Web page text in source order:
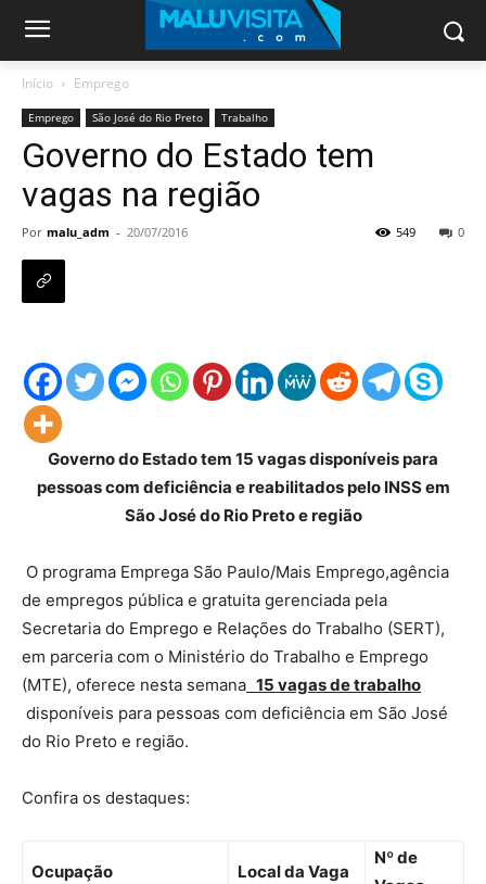
Início Emprego
Emprego São José do Rio Preto Trabalho
Governo do Estado tem
vagas na região
Por malu_adm - 20/07/2016 0
549
Governo do Estado tem 15 vagas disponíveis para
pessoas com deficiência e reabilitados pelo INSS em
São José do Rio Preto e região
O programa Emprega São Paulo/Mais Emprego,agência
de empregos pública e gratuita gerenciada pela
Secretaria do Emprego e Relações do Trabalho (SERT),
em parceria com o Ministério do Trabalho e Emprego
(MTE), oferece nesta semana 15 vagas de trabalho
disponíveis para pessoas com deficiência em São José
do Rio Preto e região.
Confira os destaques:
Ocupação Local da Vaga
Nº de